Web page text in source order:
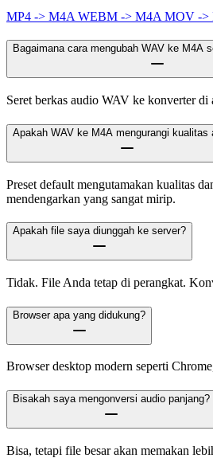
MP4 -> M4A WEBM -> M4A MOV ->
Bagaimana cara mengubah WAV ke M4A
Seret berkas audio WAV ke konverter
Apakah WAV ke M4A mengurangi kualitas
Preset default mengutamakan kualitas
mendengarkan yang sangat mirip.
Apakah file saya diunggah ke server?
Tidak. File Anda tetap di perangkat.
Browser apa yang didukung?
Browser desktop modern seperti
Bisakah saya mengonversi audio panjang?
Bisa, tetapi file besar akan memakan